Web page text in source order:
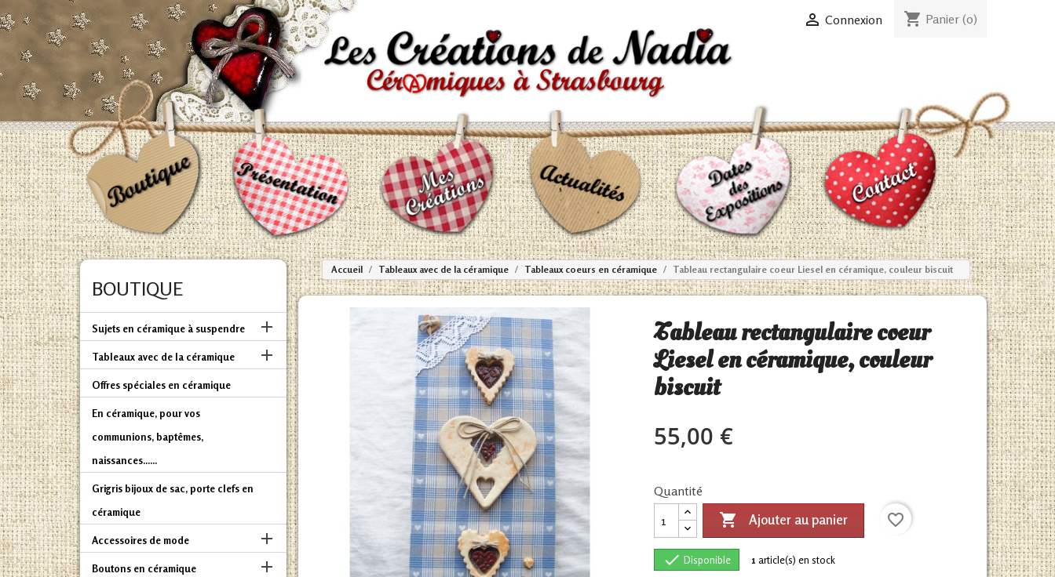
 Connexion shopping_cart Panier (0)
Accueil Tableaux avec de la céramique Tableaux coeurs en céramique Tableau rectangulaire coeur Liesel en céramique, couleur biscuit
BOUTIQUE
Sujets en céramique à suspendre 
Tableaux avec de la céramique 
Offres spéciales en céramique
En céramique, pour vos
communions, baptêmes,
naissances......
Grigris bijoux de sac, porte clefs en
céramique
Accessoires de mode 
Boutons en céramique 
Tableau rectangulaire coeur
Liesel en céramique, couleur
biscuit
55,00 €
Quantité
 Ajouter au panier favorite_border
 Disponible 1 article(s) en stock